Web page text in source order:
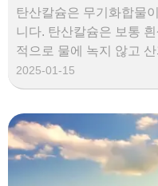
탄산칼슘은 무기화합물
니다. 탄산칼슘은 보통
적으로 물에 녹지 않고
방출합니다. 지구상에서
라고나이트, 방해석, 백
니다. 탄산칼슘은 중요
광범위하게 사용됩니다.
2025-01-15